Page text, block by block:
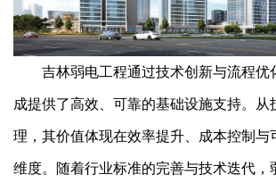
吉林弱电工程通过技术创新与流程优
成提供了高效、可靠的基础设施支持。从
理，其价值体现在效率提升、成本控制与
维度。随着行业标准的完善与技术迭代，